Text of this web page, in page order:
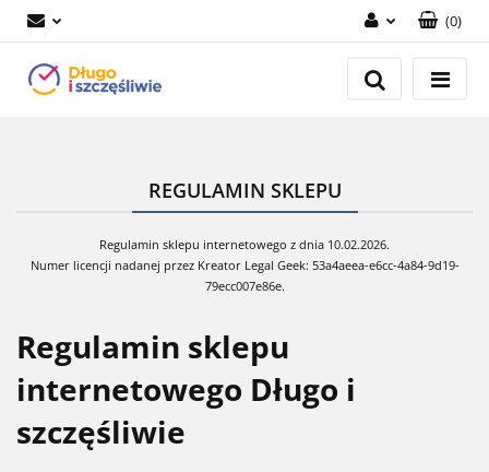
Zaloguj się
Załóż konto
(0)
REGULAMIN SKLEPU
Regulamin sklepu internetowego z dnia 10.02.2026.
Numer licencji nadanej przez Kreator Legal Geek: 53a4aeea-e6cc-4a84-9d19-
79ecc007e86e.
Regulamin sklepu
internetowego Długo i
szczęśliwie